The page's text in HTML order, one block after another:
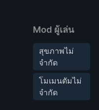
Mod ผู้เล่น
สุขภาพไม่
จำกัด
โมเมนตัมไม่
จำกัด